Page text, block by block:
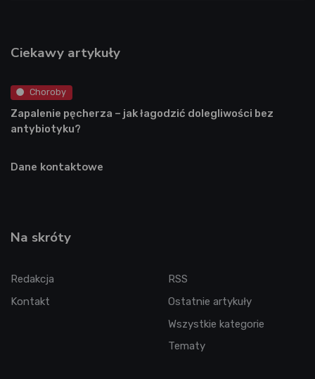
Ciekawy artykuły
Choroby
Zapalenie pęcherza – jak łagodzić dolegliwości bez
antybiotyku?
Dane kontaktowe
Na skróty
Redakcja
Kontakt
RSS
Ostatnie artykuły
Wszystkie kategorie
Tematy